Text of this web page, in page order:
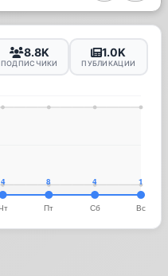
8.8K
ПОДПИСЧИКИ
1.0K
ПУБЛИКАЦИИ